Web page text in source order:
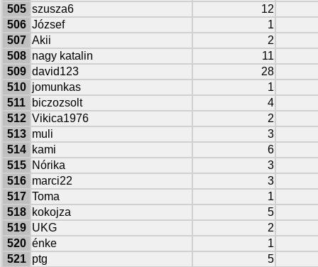
505 szusza6
12
506 József
1
507 Akii
2
508 nagy katalin
11
509 david123
28
510 jomunkas
1
511
biczozsolt
4
512 Vikica1976
2
513 muli
3
514
kami
6
515
Nórika
3
516 marci22
3
517 Toma
1
518
kokojza
5
519 UKG
2
520 énke
1
521 ptg
5